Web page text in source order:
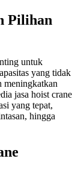
Pilihan
untuk
yang tidak
meningkatkan
jasa hoist crane
yang tepat,
hingga